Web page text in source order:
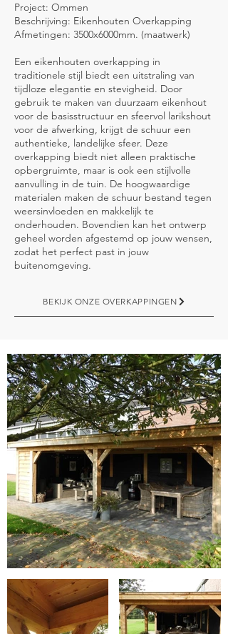
Project: Ommen
Beschrijving: Eikenhouten Overkapping
Afmetingen: 3500x6000mm. (maatwerk)
Een eikenhouten overkapping in
traditionele stijl biedt een uitstraling van
tijdloze elegantie en stevigheid. Door
gebruik te maken van duurzaam eikenhout
voor de basisstructuur en sfeervol larikshout
voor de afwerking, krijgt de schuur een
authentieke, landelijke sfeer. Deze
overkapping biedt niet alleen praktische
opbergruimte, maar is ook een stijlvolle
aanvulling in de tuin. De hoogwaardige
materialen maken de schuur bestand tegen
weersinvloeden en makkelijk te
onderhouden. Bovendien kan het ontwerp
geheel worden afgestemd op jouw wensen,
zodat het perfect past in jouw
buitenomgeving.
BEKIJK ONZE OVERKAPPINGEN